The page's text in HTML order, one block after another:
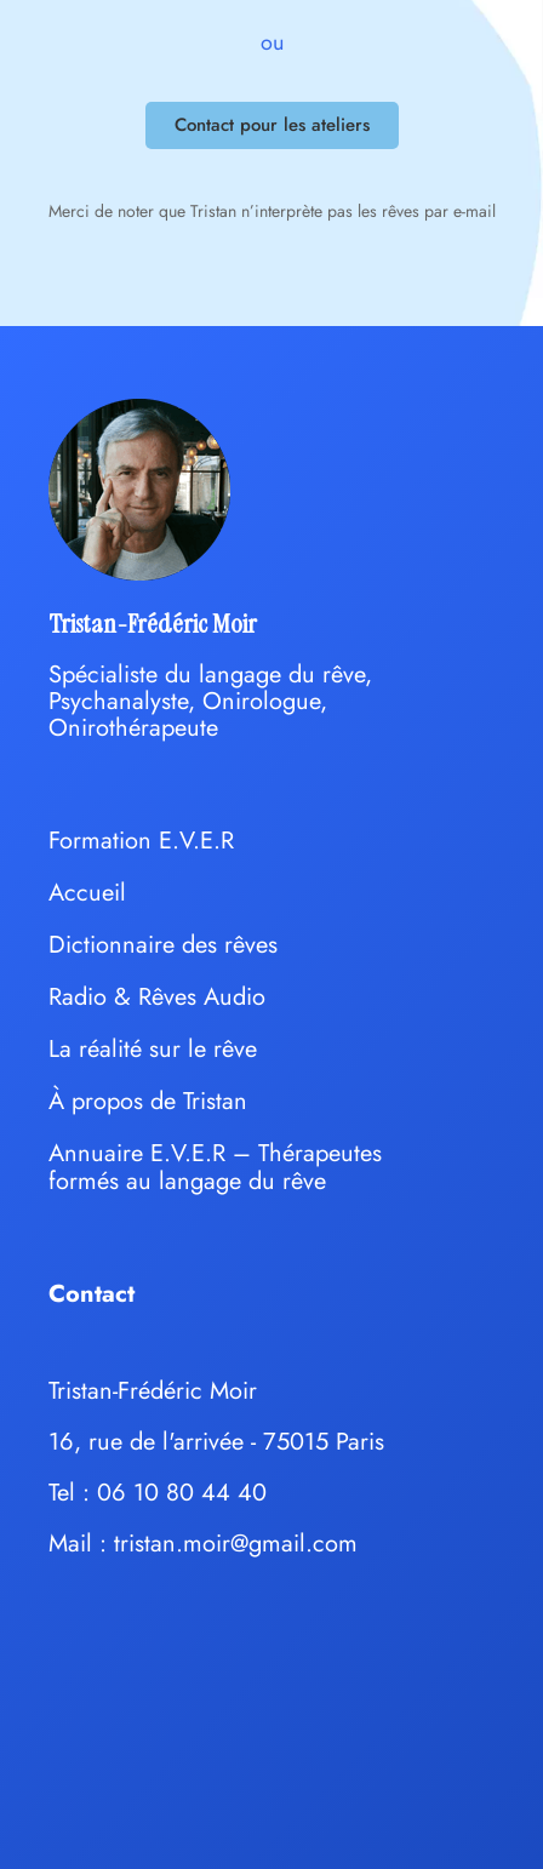
ou
Contact pour les ateliers
Merci de noter que Tristan n’interprète pas les rêves par e-mail
Tristan-Frédéric Moir
Spécialiste du langage du rêve,
Psychanalyste, Onirologue,
Onirothérapeute
Formation E.V.E.R
Accueil
Dictionnaire des rêves
Radio & Rêves Audio
La réalité sur le rêve
À propos de Tristan
Annuaire E.V.E.R – Thérapeutes
formés au langage du rêve
Contact
Tristan-Frédéric Moir
16, rue de l'arrivée - 75015 Paris
Tel : 06 10 80 44 40
Mail : tristan.moir@gmail.com